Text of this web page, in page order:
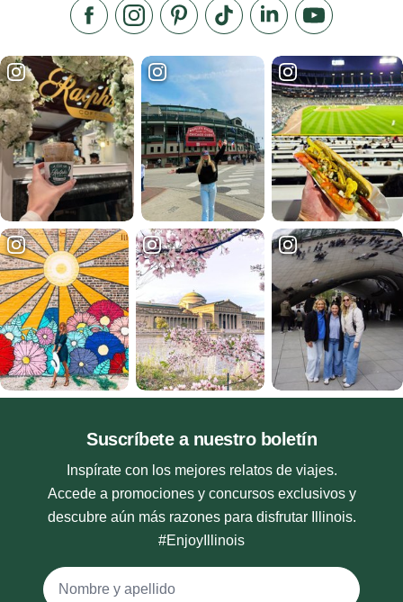
Síganos en Facebook
Síganos en Instagram
Visite nuestro Pinterest
Síganos en TikTok
Síganos en LinkedIn
Suscríbase a
Suscríbete a nuestro boletín
Inspírate con los mejores relatos de viajes.
Accede a promociones y concursos exclusivos y
descubre aún más razones para disfrutar Illinois.
#EnjoyIllinois
Nombre y apellido